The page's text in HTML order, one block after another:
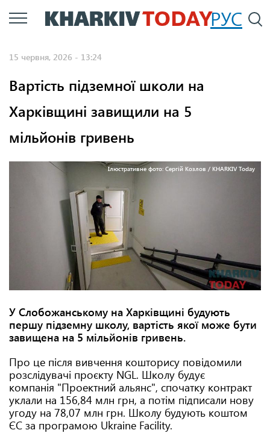
Перейти
до
РУС
15 червня, 2026 - 13:24
Вартість підземної школи на
Харківщині завищили на 5
мільйонів гривень
Ілюстративне фото: Сергій Козлов / KHARKIV Today
У Слобожанському на Харківщині будують
першу підземну школу, вартість якої може бути
завищена на 5 мільйонів гривень.
Про це після вивчення кошторису повідомили
розслідувачі проєкту NGL. Школу будує
компанія "Проектний альянс", спочатку контракт
уклали на 156,84 млн грн, а потім підписали нову
угоду на 78,07 млн грн. Школу будують коштом
ЄС за програмою Ukraine Facility.